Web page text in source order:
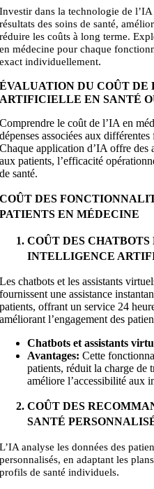
Investir dans la technologie de
résultats des soins de santé,
réduire les coûts à long terme.
en médecine pour chaque
exact individuellement.
ÉVALUATION DU COÛT DE
ARTIFICIELLE EN SANTÉ
Comprendre le coût de l’IA en
dépenses associées aux
Chaque application d’IA offre des
aux patients, l’efficacité
de santé.
COÛT DES
PATIENTS EN MÉDECINE
COÛT DES
INTELLIGENCE
Les chatbots et les assistants
fournissent une assistance
patients, offrant un service 24
améliorant l’engagement des
Chatbots et assistants
Avantages:Cette
patients, réduit la charge de
améliore l’accessibilité aux
COÛT DES
SANTÉ
L’IA analyse les données des
personnalisés, en adaptant les
profils de santé individuels.